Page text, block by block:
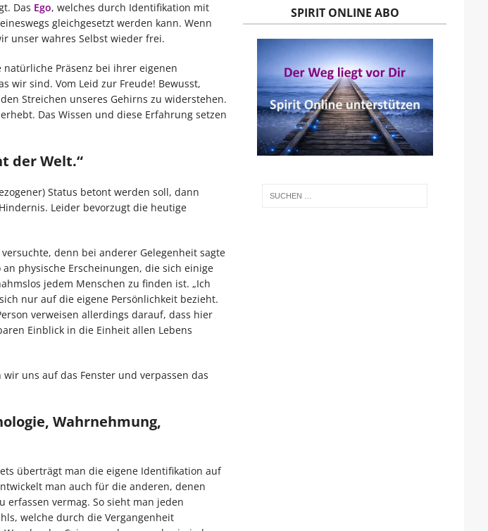
Das Ego, welches durch Identifikation mit
gleichgesetzt werden kann. Wenn
unser wahres Selbst wieder frei.
Präsenz bei ihrer eigenen
wir sind. Vom Leid zur Freude! Bewusst,
Streichen unseres Gehirns zu widerstehen.
Das Wissen und diese Erfahrung setzen
der Welt.“
Status betont werden soll, dann
Leider bevorzugt die heutige
denn bei anderer Gelegenheit sagte
physische Erscheinungen, die sich einige
jedem Menschen zu finden ist. „Ich
nur auf die eigene Persönlichkeit bezieht.
verweisen allerdings darauf, dass hier
Einblick in die Einheit allen Lebens
uns auf das Fenster und verpassen das
Wahrnehmung,
überträgt man die eigene Identifikation auf
man auch für die anderen, denen
erfassen vermag. So sieht man jeden
welche durch die Vergangenheit
SPIRIT ONLINE ABO